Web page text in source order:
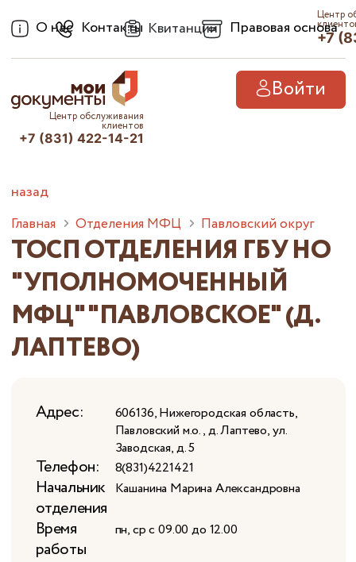
О нас Контакты Квитанции Правовая основа
Центр
+7
Войти
Центр обслуживания
клиентов
+7 (831) 422-14-21
назад
Главная Отделения МФЦ Павловский округ
ТОСП ОТДЕЛЕНИЯ ГБУ НО
"УПОЛНОМОЧЕННЫЙ
МФЦ" "ПАВЛОВСКОЕ" (Д.
ЛАПТЕВО)
Адрес:
606136, Нижегородская область,
Павловский м.о., д. Лаптево, ул.
Заводская, д. 5
Телефон: 8(831)4221421
Начальник
отделения
Кашанина Марина Александровна
Время
работы
пн, ср c 09.00 до 12.00